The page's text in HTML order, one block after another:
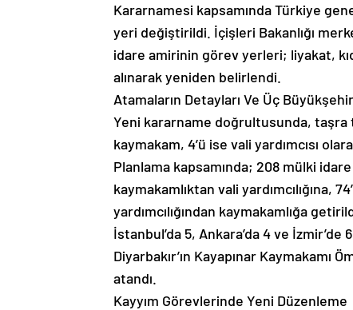
Kararnamesi kapsamında Türkiye
yeri değiştirildi. İçişleri Bakanlığı
idare amirinin görev yerleri; liyakat,
alınarak yeniden belirlendi.
Atamaların Detayları Ve Üç
Yeni kararname doğrultusunda, taşra
kaymakam, 4’ü ise vali yardımcısı
Planlama kapsamında; 208 mülki
kaymakamlıktan vali yardımcılığına,
yardımcılığından kaymakamlığa
İstanbul’da 5, Ankara’da 4 ve
Diyarbakır’ın Kayapınar Kaymakamı
atandı.
Kayyım Görevlerinde Yeni Düzenleme